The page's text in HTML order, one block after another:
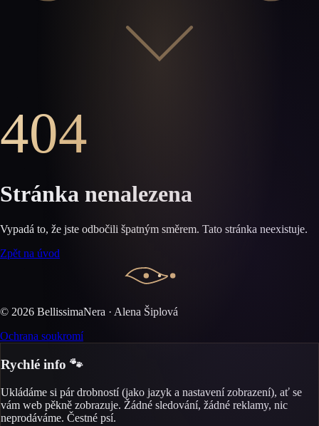
404
Stránka nenalezena
Vypadá to, že jste odbočili špatným směrem. Tato stránka neexistuje.
Zpět na úvod
© 2026 BellissimaNera · Alena Šiplová
Ochrana soukromí
Rychlé info 🐾
Ukládáme si pár drobností (jako jazyk a nastavení zobrazení), ať se
vám web pěkně zobrazuje. Žádné sledování, žádné reklamy, nic
neprodáváme. Čestné psí.